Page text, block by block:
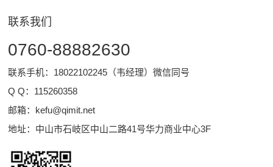
联系我们
0760-88882630
联系手机：18022102245（韦经理）微信同号
Q Q： 115260358
邮箱： kefu@qimit.net
地址：中山市石岐区中山二路41号华力商业中心3F